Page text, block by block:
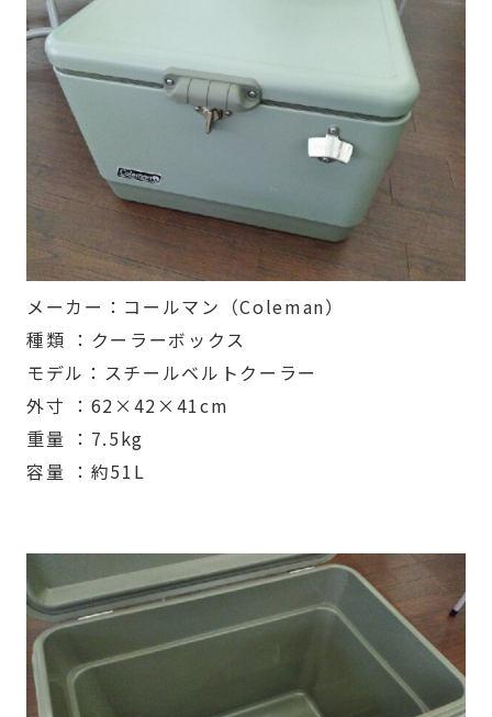
メーカー：コールマン（Coleman）
種類 ：クーラーボックス
モデル：スチールベルトクーラー
外寸 ：62×42×41cm
重量 ：7.5kg
容量 ：約51L